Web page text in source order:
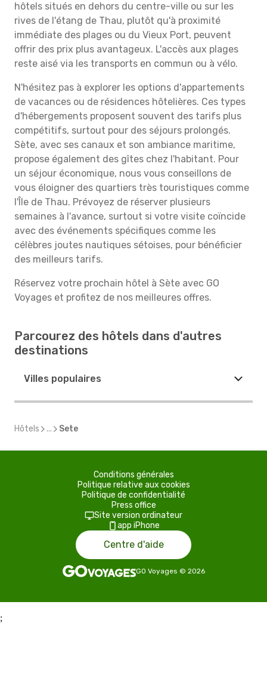
hôtels situés en dehors du centre-ville ou sur les
rives de l'étang de Thau, plutôt qu'à proximité
immédiate des plages ou du Vieux Port, peuvent
offrir des prix plus avantageux. L'accès aux plages
reste aisé via les transports en commun ou à vélo.
N'hésitez pas à explorer les options d'appartements
de vacances ou de résidences hôtelières. Ces types
d'hébergements proposent souvent des tarifs plus
compétitifs, surtout pour des séjours prolongés.
Sète, avec ses canaux et son ambiance maritime,
propose également des gîtes chez l'habitant. Pour
un séjour économique, nous vous conseillons de
vous éloigner des quartiers très touristiques comme
l'Île de Thau. Prévoyez de réserver plusieurs
semaines à l'avance, surtout si votre visite coïncide
avec des événements spécifiques comme les
célèbres joutes nautiques sétoises, pour bénéficier
des meilleurs tarifs.
Réservez votre prochain hôtel à Sète avec GO
Voyages et profitez de nos meilleures offres.
Parcourez des hôtels dans d'autres
destinations
Villes populaires
Hôtels ... Sete
Conditions générales
Politique relative aux cookies
Politique de confidentialité
Press office
Site version ordinateur
app iPhone
Centre d'aide
GO Voyages © 2026
;